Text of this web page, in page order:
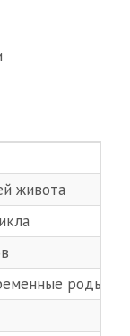
живота
роды в